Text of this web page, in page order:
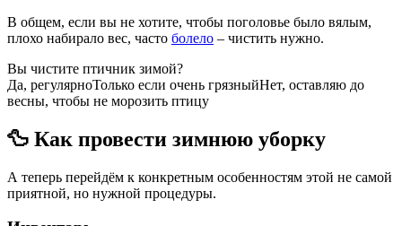
В общем, если вы не хотите, чтобы поголовье было вялым,
плохо набирало вес, часто болело – чистить нужно.
Вы чистите птичник зимой?
Да, регулярноТолько если очень грязныйНет, оставляю до
весны, чтобы не морозить птицу
🦆 Как провести зимнюю уборку
А теперь перейдём к конкретным особенностям этой не самой
приятной, но нужной процедуры.